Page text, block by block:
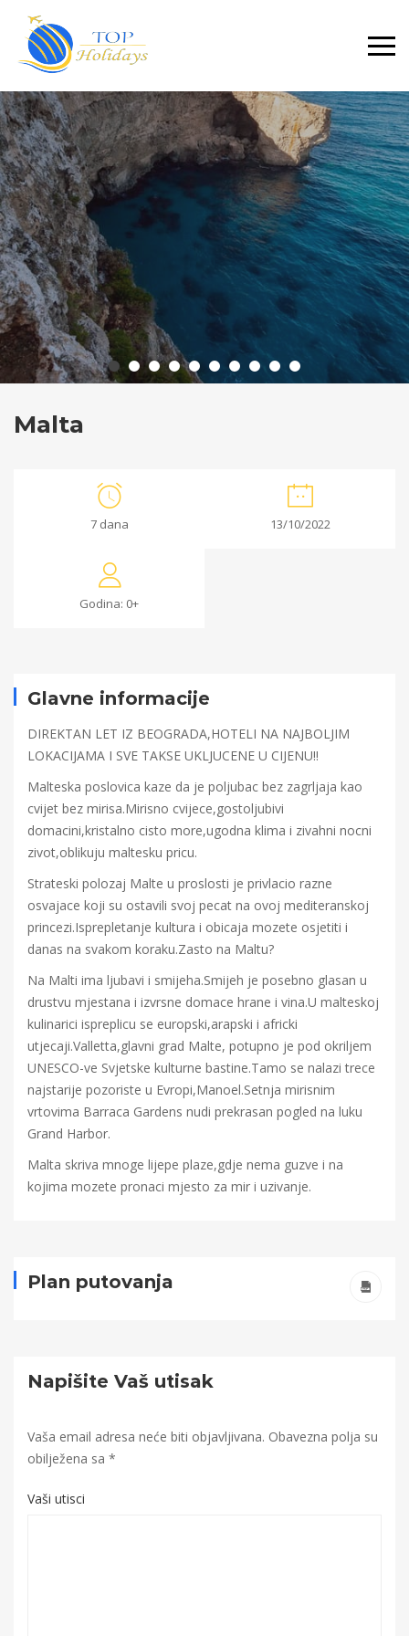
Primary
Menu
Malta
7 dana 13/10/2022
Godina: 0+
Malta
Glavne informacije
DIREKTAN LET IZ BEOGRADA,HOTELI NA NAJBOLJIM
LOKACIJAMA I SVE TAKSE UKLJUCENE U CIJENU!!
Malteska poslovica kaze da je poljubac bez zagrljaja kao
cvijet bez mirisa.Mirisno cvijece,gostoljubivi
domacini,kristalno cisto more,ugodna klima i zivahni nocni
zivot,oblikuju maltesku pricu.
Strateski polozaj Malte u proslosti je privlacio razne
osvajace koji su ostavili svoj pecat na ovoj mediteranskoj
princezi.Isprepletanje kultura i obicaja mozete osjetiti i
danas na svakom koraku.Zasto na Maltu?
Na Malti ima ljubavi i smijeha.Smijeh je posebno glasan u
drustvu mjestana i izvrsne domace hrane i vina.U malteskoj
kulinarici ispreplicu se europski,arapski i africki
utjecaji.Valletta,glavni grad Malte, potupno je pod okriljem
UNESCO-ve Svjetske kulturne bastine.Tamo se nalazi trece
najstarije pozoriste u Evropi,Manoel.Setnja mirisnim
vrtovima Barraca Gardens nudi prekrasan pogled na luku
Grand Harbor.
Malta skriva mnoge lijepe plaze,gdje nema guzve i na
kojima mozete pronaci mjesto za mir i uzivanje.
Plan putovanja
Napišite Vaš utisak
Vaša email adresa neće biti objavljivana. Obavezna polja su
obilježena sa *
Vaši utisci